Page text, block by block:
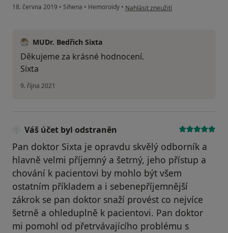
18. června 2019 • Sihena • Hemoroidy • podle názoru uživatele petra
Nahlásit zneužití
MUDr. Bedřich Sixta
Děkujeme za krásné hodnocení.
Sixta
9. října 2021
Váš účet byl odstraněn
Pan doktor Sixta je opravdu skvělý odborník a
hlavně velmi příjemný a šetrný, jeho přístup a
chování k pacientovi by mohlo být všem
ostatním příkladem a i sebenepříjemnější
zákrok se pan doktor snaží provést co nejvíce
šetrně a ohleduplně k pacientovi. Pan doktor
mi pomohl od přetrvávajícího problému s